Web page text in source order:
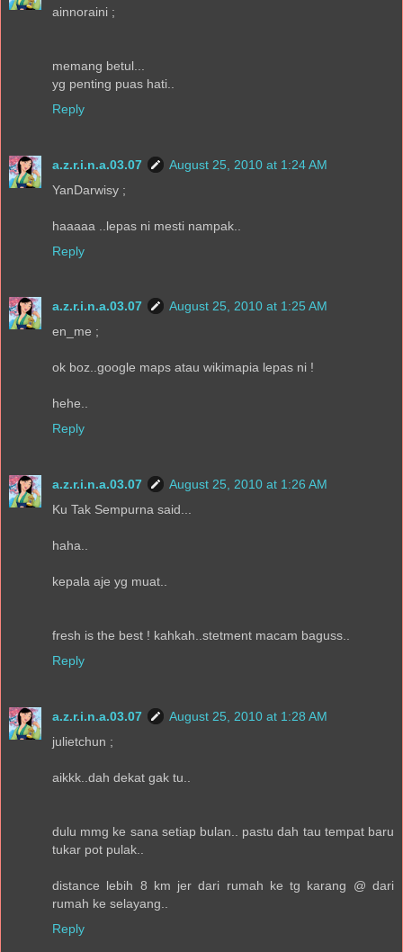
ainnoraini ;
memang betul...
yg penting puas hati..
Reply
a.z.r.i.n.a.03.07
August 25, 2010 at 1:24 AM
YanDarwisy ;
haaaaa ..lepas ni mesti nampak..
Reply
a.z.r.i.n.a.03.07
August 25, 2010 at 1:25 AM
en_me ;
ok boz..google maps atau wikimapia lepas ni !
hehe..
Reply
a.z.r.i.n.a.03.07
August 25, 2010 at 1:26 AM
Ku Tak Sempurna said...
haha..
kepala aje yg muat..
fresh is the best ! kahkah..stetment macam baguss..
Reply
a.z.r.i.n.a.03.07
August 25, 2010 at 1:28 AM
julietchun ;
aikkk..dah dekat gak tu..
dulu mmg ke sana setiap bulan.. pastu dah tau tempat baru
tukar pot pulak..
distance lebih 8 km jer dari rumah ke tg karang @ dari
rumah ke selayang..
Reply